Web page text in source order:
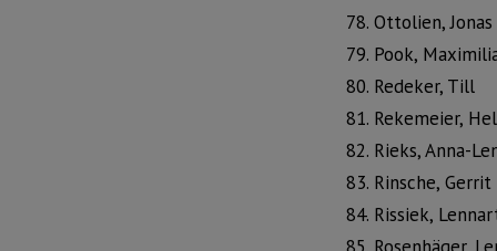
Ottolien, Jonas
Pook,
Redeker, Till
Rekemeier,
Rieks, Anna-
Rinsche, Gerrit
Rissiek,